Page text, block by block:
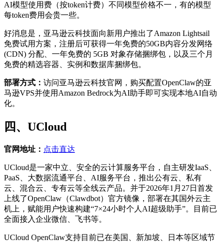
AI模型使用费（按token计费）不同模型价格不一，有的模型
每token费用会贵一些。
好消息是，亚马逊云科技面向新用户推出了Amazon Lightsail
免费试用方案，注册后可获得一年免费的50GB内容分发网络
(CDN) 分配、一年免费的 5GB 对象存储捆绑包，以及三个月
免费的精选容器、实例和数据库捆绑包。
部署方式： 访问亚马逊云科技官网，购买配置OpenClaw的亚
马逊VPS并使用Amazon Bedrock为AI助手即可实现本地AI自动
化。
四、UCloud
官网地址： 点击直达
UCloud是一家中立、安全的云计算服务平台，自主研发IaaS、
PaaS、大数据流通平台、AI服务平台，推出公有云、私有
云、混合云、专有云等全线云产品。并于2026年1月27日首发
上线了OpenClaw（Clawdbot）官方镜像，部署在其国外云主
机上，赋能用户快速构建“7×24小时个人AI超级助手”。目前已
全面接入企业微信、飞书等。
UCloud OpenClaw支持目前已在美国、新加坡、日本等区域节